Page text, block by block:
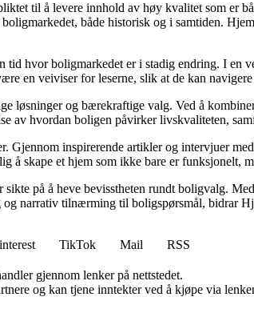
til å levere innhold av høy kvalitet som
både historisk og i samtiden.
hvor boligmarkedet er i stadig endring. I en
en veiviser for leserne, slik at de kan
løsninger og bærekraftige valg. Ved å
av hvordan boligen påvirker livskvaliteten,
inspirerende artikler og intervjuer
å skape et hjem som ikke bare er funksjonelt,
på å heve bevisstheten rundt boligvalg.
narrativ tilnærming til boligspørsmål, bidrar
TikTok Mail
RSS
gjennom lenker på nettstedet.
og kan tjene inntekter ved å kjøpe via